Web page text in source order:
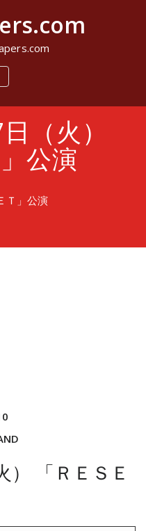
（火）
公演
Ｔ」公演
） 「ＲＥＳＥ